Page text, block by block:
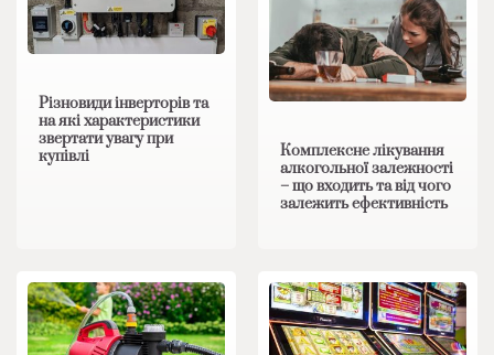
Різновиди інверторів та
на які характеристики
звертати увагу при
купівлі
Комплексне лікування
алкогольної залежності
– що входить та від чого
залежить ефективність